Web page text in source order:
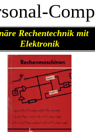
Rechentechnik mit
Elektronik